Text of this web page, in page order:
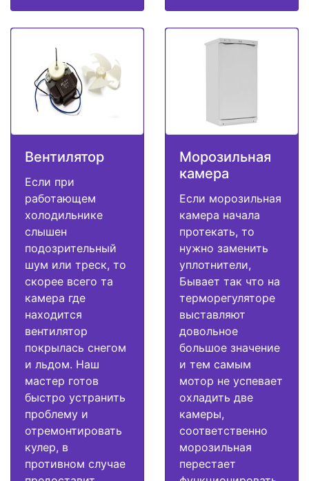
Вентилятор
Если при
работающем
холодильнике
слышен
подозрительный
шум или треск, то
скорее всего та
камера где
находится
вентилятор
покрылась снегом
и льдом. Наш
мастер готов
быстро устранить
проблему и
отремонтировать
кулер, в
противном случае
Морозильная
камера
Если морозильная
камера начала
протекать, то
нужно заменить
уплотнители,
Бывает так что на
терморегуляторе
выставляют
довольное
большое значение
и тем самым
мотор не успевает
охладить две
камеры,
соответственно
морозильная
перестает